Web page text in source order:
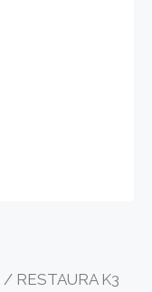
/ RESTAURA K3